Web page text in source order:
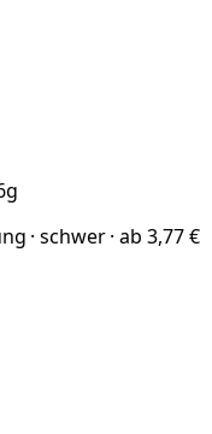
g
· schwer · ab 3,77 €